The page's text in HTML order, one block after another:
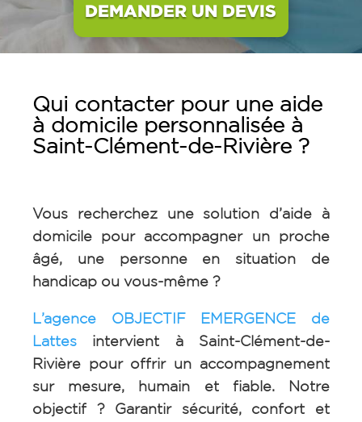
DEMANDER UN DEVIS
Qui contacter pour une aide
à domicile personnalisée à
Saint-Clément-de-Rivière ?
Vous recherchez une solution d’aide à
domicile pour accompagner un proche
âgé, une personne en situation de
handicap ou vous-même ?
L’agence OBJECTIF EMERGENCE de
Lattes intervient à Saint-Clément-de-
Rivière pour offrir un accompagnement
sur mesure, humain et fiable. Notre
objectif ? Garantir sécurité, confort et